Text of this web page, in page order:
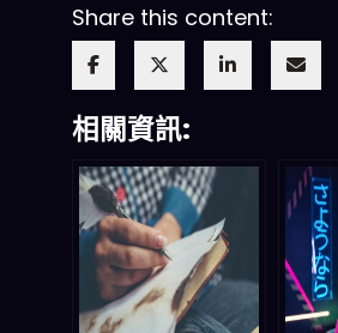
Share this content:
相關資訊: